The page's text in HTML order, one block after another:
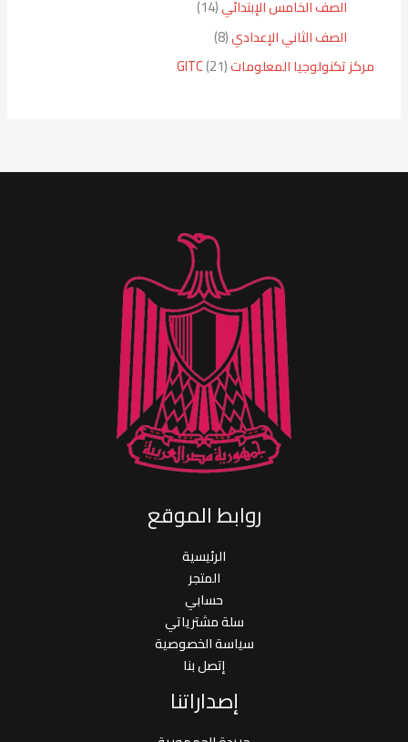
الصف الخامس الإبتدائي 14
الصف الثاني الإعدادي 8
مركز تكنولوجيا المعلومات GITC 21
روابط الموقع
الرئيسية
المتجر
حسابي
سلة مشترياتي
سياسة الخصوصية
إتصل بنا
إصداراتنا